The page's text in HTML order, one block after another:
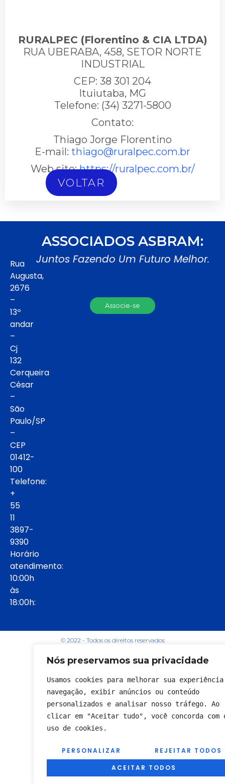
Nós preservamos sua privacidade
Usamos cookies para melhorar sua
navegação, exibir anúncios ou conteúdo
personalizados e analisar nosso tráfego. Ao
clicar em "Aceitar tudo", você concorda com
uso de cookies.
PERSONALIZAR
REJEITAR TODOS
ACEITAR TODOS
RURALPEC (Florentino & CIA LTDA)
RUA UBERABA, 458, SETOR NORTE
INDUSTRIAL
CEP: 38 301 204
Ituiutaba, MG
Telefone: (34) 3271-5800
Contato:
Thiago Jorge Florentino
E-mail: thiago@ruralpec.com.br
Web site:https://ruralpec.com.br/
VOLTAR
Rua
Augusta,
2676
–
13º
andar
–
Cj
132
Cerqueira
César
–
São
Paulo/SP
–
CEP
01412-
100
Telefone:
+
55
11
3897-
9390
Horário
atendimento:
10:00h
às
18:00h:
ASSOCIADOS ASBRAM:
Juntos Fazendo Um Futuro Melhor.
Associe-se
© 2022 - Todos os direitos reservados